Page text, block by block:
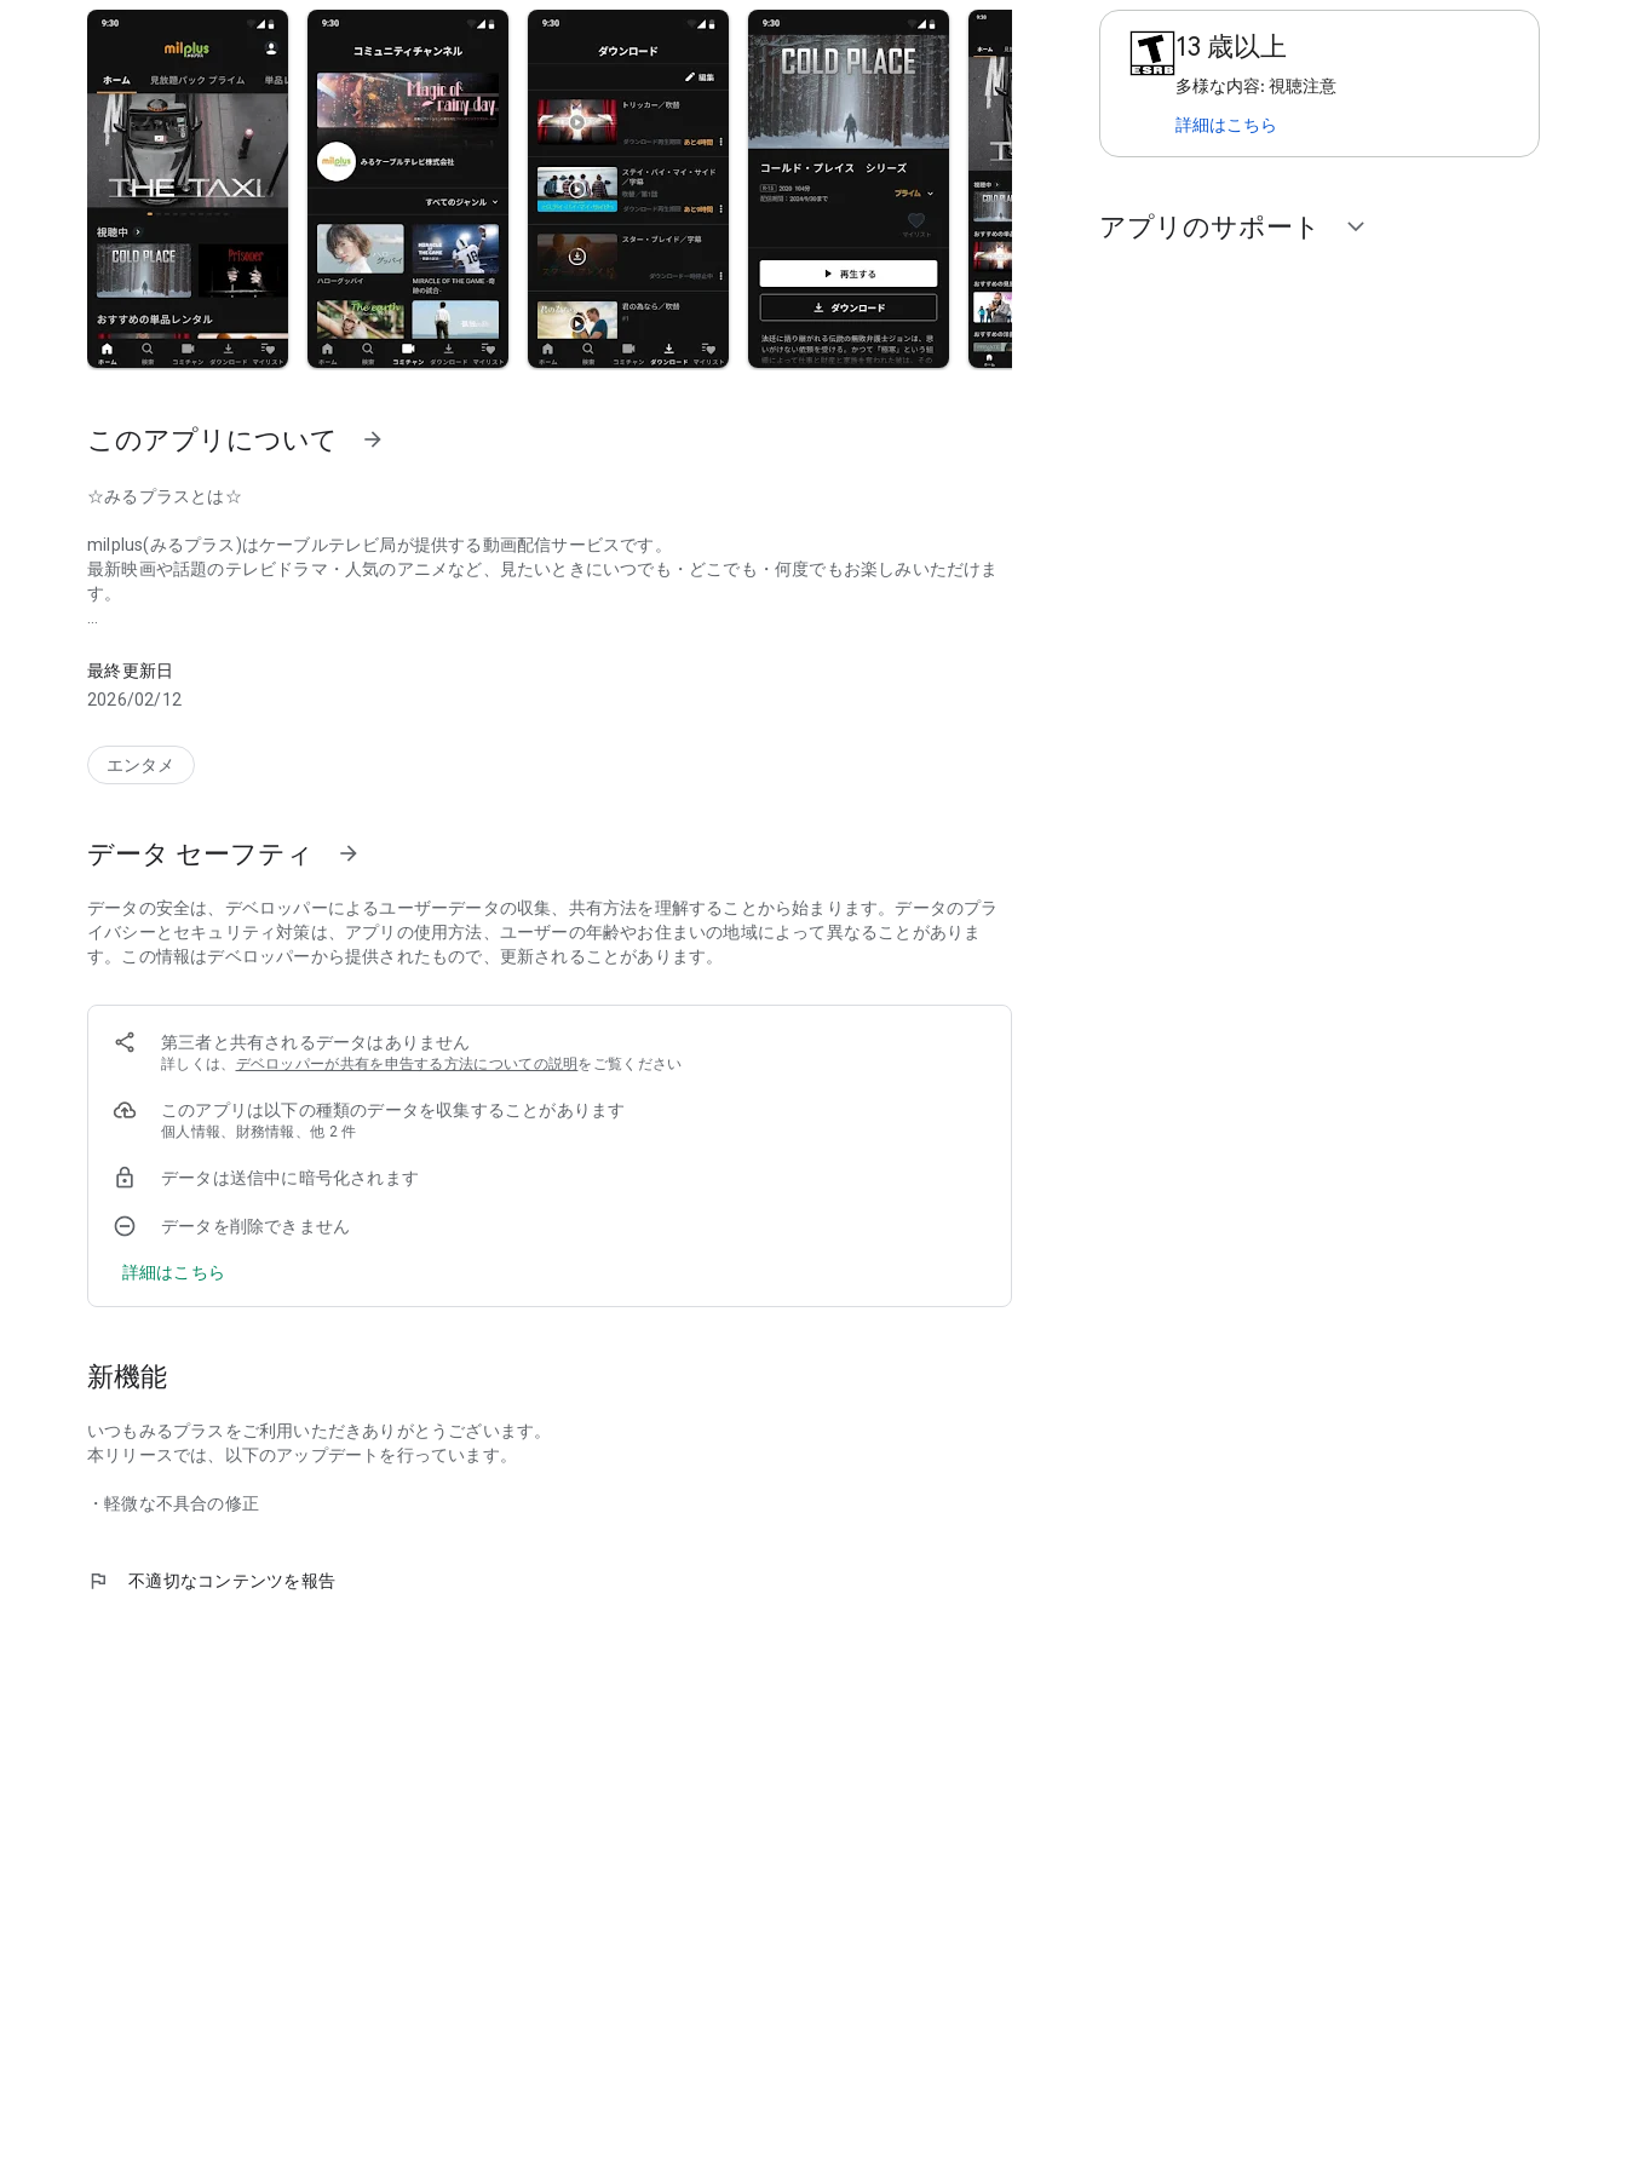
このアプリについて arrow_forward
☆みるプラスとは☆
milplus(みるプラス)はケーブルテレビ局が提供する動画配信サービスです。
最新映画や話題のテレビドラマ・人気のアニメなど、見たいときにいつでも・どこでも・何度でもお楽しみいただけま
す。
劇場公開から間もない最新作や話題作を多数ラインナップ。見たい作品を1本ずつレンタル可能。
・見逃し番組
・無料番組
☆みるプラスアプリ大幅リニューアル☆
・見やすくなった操作画面で簡単に見たい作品へたどり着ける！
作品表示数がボリュームUPし、新作も話題作も一目でわかりやすく！
・ダウンロード機能（オフライン再生）を新搭載
お気に入りの作品をダウンロードすれば、場所も通信料も気にせずに視聴可能！
推奨環境、その他ご利用条件についてはご利用ガイドをご覧ください。
最終更新日
2026/02/12
エンタメ
データ セーフティ arrow_forward
データの安全は、デベロッパーによるユーザーデータの収集、共有方法を理解することから始まります。データのプラ
イバシーとセキュリティ対策は、アプリの使用方法、ユーザーの年齢やお住まいの地域によって異なることがありま
す。この情報はデベロッパーから提供されたもので、更新されることがあります。
第三者と共有されるデータはありません
詳しくは、 デベロッパーが共有を申告する方法についての説明 をご覧ください
このアプリは以下の種類のデータを収集することがあります
個人情報、財務情報、他 2 件
データは送信中に暗号化されます
データを削除できません
詳細はこちら
新機能
いつもみるプラスをご利用いただきありがとうございます。
本リリースでは、以下のアップデートを行っています。
・軽微な不具合の修正
flag 不適切なコンテンツを報告
13 歳以上
多様な内容: 視聴注意
詳細はこちら
アプリのサポート expand_more